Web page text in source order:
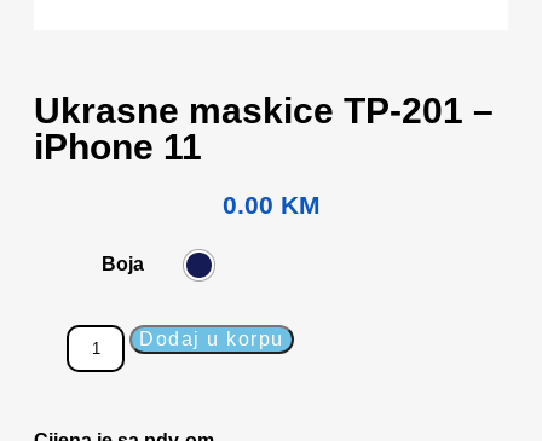
Ukrasne maskice TP-201 –
iPhone 11
0.00 KM
Boja
Dodaj u korpu